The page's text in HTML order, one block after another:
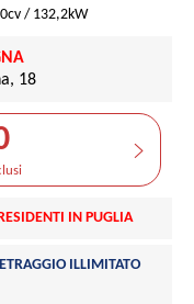
/ 132,2kW
18
IN PUGLIA
ILLIMITATO